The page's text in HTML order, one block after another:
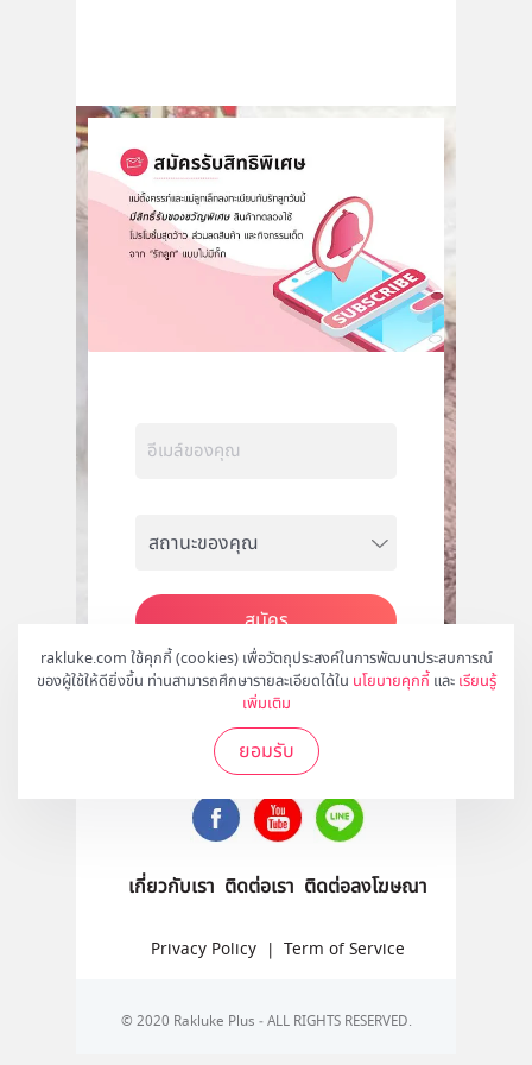
rakluke.com ใช้คุกกี้ (cookies) เพื่อวัตถุประสงค์ในการพัฒนาประสบการณ์
ของผู้ใช้ให้ดียิ่งขึ้น ท่านสามารถศึกษารายละเอียดได้ใน นโยบายคุกกี้ และ เรียนรู้
เพิ่มเติม
ยอมรับ
สมัคร
ติดตามเราได้ที่
เกี่ยวกับเรา ติดต่อเรา ติดต่อลงโฆษณา
Privacy Policy | Term of Service
© 2020 Rakluke Plus - ALL RIGHTS RESERVED.